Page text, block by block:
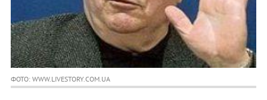
ФОТО: WWW.LIVESTORY.COM.UA